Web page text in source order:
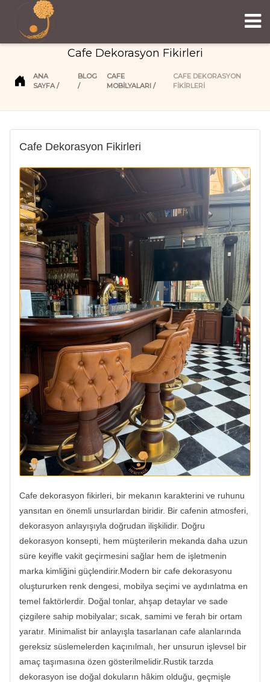
Cafe Dekorasyon Fikirleri
ANA
SAYFA
BLOG
CAFE
MOBİLYALARI
CAFE DEKORASYON
FIKIRLERI
Cafe Dekorasyon Fikirleri
Cafe dekorasyon fikirleri, bir mekanın karakterini ve ruhunu
yansıtan en önemli unsurlardan biridir. Bir cafenin atmosferi,
dekorasyon anlayışıyla doğrudan ilişkilidir. Doğru
dekorasyon konsepti, hem müşterilerin mekanda daha uzun
süre keyifle vakit geçirmesini sağlar hem de işletmenin
marka kimliğini güçlendirir.Modern bir cafe dekorasyonu
oluştururken renk dengesi, mobilya seçimi ve aydınlatma en
temel faktörlerdir. Doğal tonlar, ahşap detaylar ve sade
çizgilere sahip mobilyalar; sıcak, samimi ve ferah bir ortam
yaratır. Minimalist bir anlayışla tasarlanan cafe alanlarında
gereksiz süslemelerden kaçınılmalı, her unsurun işlevsel bir
amaç taşımasına özen gösterilmelidir.Rustik tarzda
dekorasyon ise doğal dokuların hâkim olduğu, geçmişle